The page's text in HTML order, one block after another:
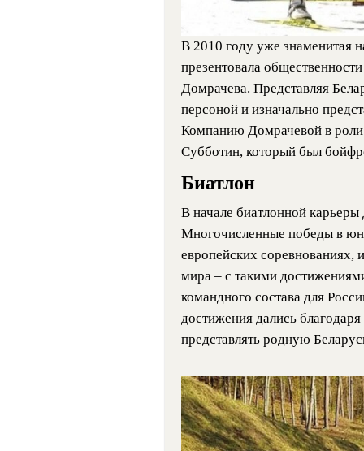
В 2010 году уже знаменитая
презентовала
Домрачева. Представляя
персоной и изначально
Компанию Домрачевой в роли
Субботин, который был
Биатлон
В начале биатлонной
Многочисленные победы в
европейских соревнованиях,
мира – с такими
командного состава для
достижения дались
представлять родную